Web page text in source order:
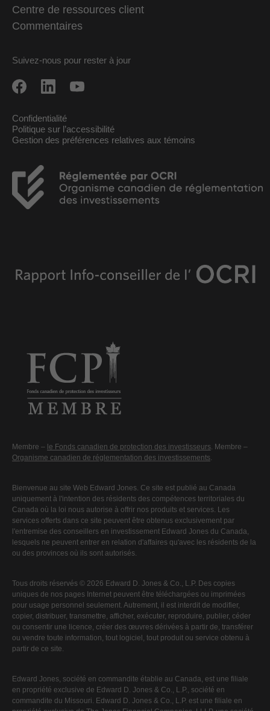
Centre de ressources client
Commentaires
Suivez-nous pour rester à jour
Confidentialité
Politique sur l’accessibilité
Gestion des préférences relatives aux témoins
Membre – le Fonds canadien de protection des investisseurs. Membre –
Organisme canadien de réglementation des investissements.
Bienvenue au site Web Edward Jones. Ce site est publié au Canada
uniquement à l'intention des résidents des compétences territoriales du
Canada où la loi nous autorise à offrir nos produits et services. Les
services offerts dans ce site peuvent être obtenus exclusivement par
l'entremise des conseillers en investissement Edward Jones du Canada,
lesquels ne peuvent entrer en relation d'affaires qu'avec les résidents de la
ou des provinces où ils sont autorisés.
Tous droits réservés © 2026 Edward D. Jones & Co., L.P. Des copies
uniques de nos pages Internet peuvent être téléchargées ou imprimées
pour usage personnel seulement. Autrement, il est interdit de modifier,
copier, distribuer, transmettre, afficher, exécuter, reproduire, publier, céder
ou consentir une licence, créer des œuvres dérivées à partir de, transférer
ou vendre toute information, tout logiciel, tout produit ou service obtenu à
partir de ce site.
Edward Jones, société en commandite établie au Canada, est une filiale
en propriété exclusive de Edward D. Jones & Co., L.P., société en
commandite du Missouri. Edward D. Jones & Co., L.P. est une filiale en